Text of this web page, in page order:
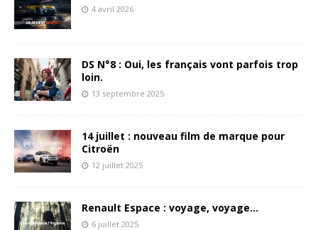
4 avril 2026
DS N°8 : Oui, les français vont parfois trop
loin.
13 septembre 2025
14 juillet : nouveau film de marque pour
Citroën
12 juillet 2025
Renault Espace : voyage, voyage…
6 juillet 2025